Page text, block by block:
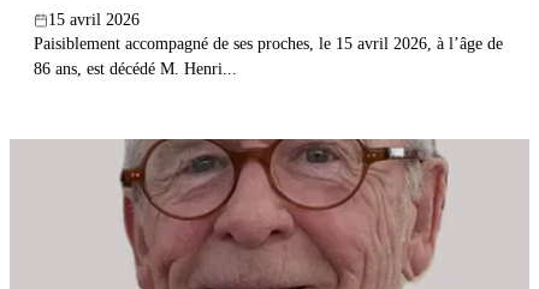
15 avril 2026
Paisiblement accompagné de ses proches, le 15 avril 2026, à l’âge de
86 ans, est décédé M. Henri...